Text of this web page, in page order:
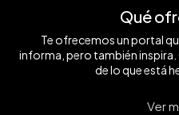
Qué
Te ofrecemos un portal
informa, pero también
de lo que está
Ver